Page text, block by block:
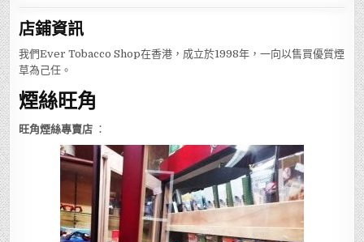
店鋪資訊
我們Ever Tobacco Shop在香港，成立於1998年，一向以售買優質煙
草為己任。
煙絲旺角
旺角煙絲專賣店 ：